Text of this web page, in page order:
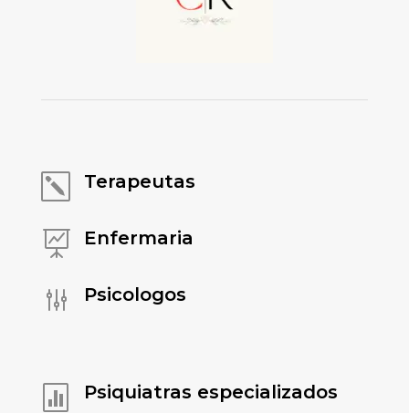
k Terapeutas
 Enfermaria
g Psicologos
 Psiquiatras especializados